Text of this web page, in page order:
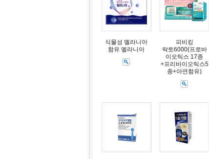
식물성 멜라니아
함유 멜라니아
피비킹
락토6000(프로바
이오틱스 17종
+프리바이오틱스5
종+아연함유)